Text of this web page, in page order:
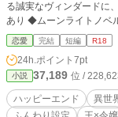
る誠実なヴィンダードに
あり ◆ムーンライトノベ
定）を加えています。
恋愛 完結 短編 R18
24h.ポイント 7pt
小説 37,189 位 /
ハッピーエンド 異世